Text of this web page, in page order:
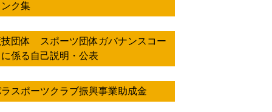
ク集
団体 スポーツ団体ガバナンスコー
係る自己説明・公表
スポーツクラブ振興事業助成金